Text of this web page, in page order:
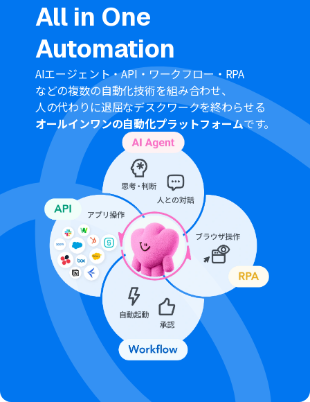
Wrikeのタスク作成では、タスク名や説明欄に前段のオペ
レーションで取得した情報を変数として設定するなど、各
項目を任意に設定できます
■注意事項
Outlook、WrikeのそれぞれとYoomを連携してくださ
い。
トリガーは5分、10分、15分、30分、60分の間隔で起動
間隔を選択できます。
プランによって最短の起動間隔が異なりますので、ご注意
ください。
Microsoft365（旧Office365）には、家庭向けプランと一
般法人向けプラン（Microsoft365 Business）があり、一
般法人向けプランに加入していない場合には認証に失敗
する可能性があります。
All in One
Automation
AIエージェント・API・ワークフロー・RPA
などの複数の自動化技術を組み合わせ、
人の代わりに退屈なデスクワークを終わらせる
オールインワンの自動化プラットフォームです。